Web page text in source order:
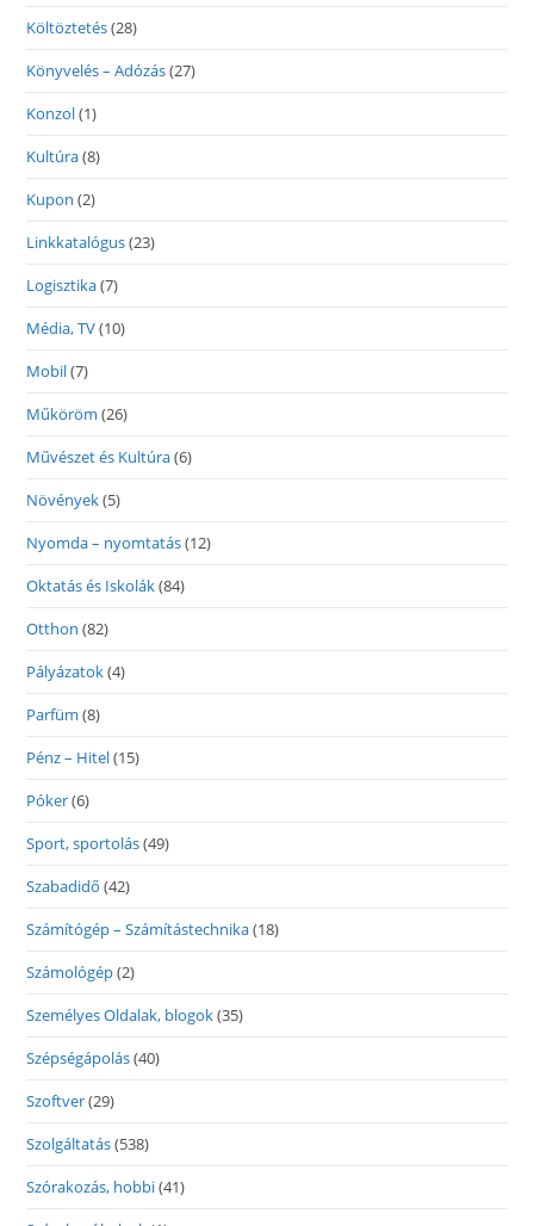
Költöztetés(28)
Könyvelés – Adózás(27)
Konzol(1)
Kultúra(8)
Kupon (2)
Linkkatalógus(23)
Logisztika(7)
Média, TV(10)
Mobil(7)
Műköröm (26)
Művészet és Kultúra(6)
Növények(5)
Nyomda – nyomtatás(12)
Oktatás és Iskolák(84)
Otthon (82)
Pályázatok(4)
Parfüm (8)
Pénz – Hitel(15)
Póker(6)
Sport, sportolás(49)
Szabadidő (42)
Számítógép – Számítástechnika(18)
Számológép(2)
Személyes Oldalak, blogok(35)
Szépségápolás(40)
Szoftver(29)
Szolgáltatás(538)
Szórakozás, hobbi(41)